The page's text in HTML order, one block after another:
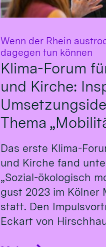
Wenn der Rhein
dagegen tun können
Klima-Forum
und Kirche:
Thema
Das erste Klima-
und Kirche fand
„So­zial-öko­logisch
gust 2023 im Köl­ner
statt. Den
Eckart von